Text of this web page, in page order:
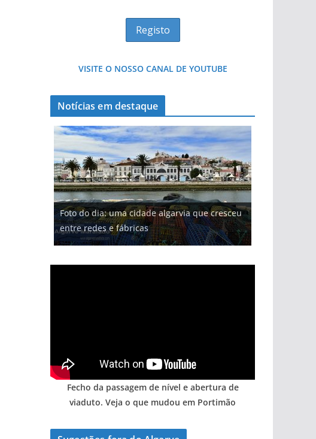
VISITE O NOSSO CANAL DE YOUTUBE
Notícias em destaque
Foto do dia: uma cidade algarvia que cresceu
entre redes e fábricas
Milagre da água. Fontes emblemáticas do
Algarve voltam a ter vida (com vídeo)
Projeto milionário: investimento de 108
milhões de euros na construção de dois
hotéis (com vídeo)
Tapas do mar a 3 euros cada. Nova rota
gastronómica nasce no Algarve
Tempestades roubam areia de praias e põem
arribas em risco no Algarve (com vídeo)
Fecho da passagem de nível e abertura de
viaduto. Veja o que mudou em Portimão